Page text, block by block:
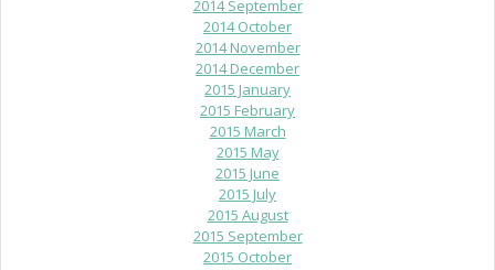
2014 September
2014 October
2014 November
2014 December
2015 January
2015 February
2015 March
2015 May
2015 June
2015 July
2015 August
2015 September
2015 October